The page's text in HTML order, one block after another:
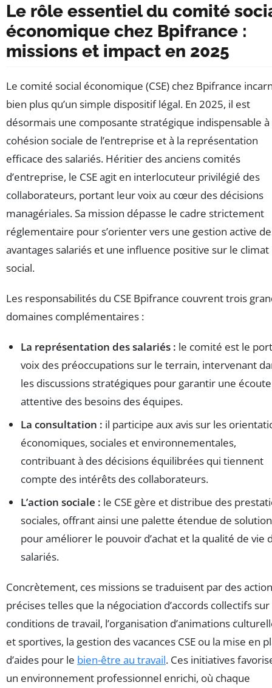
Le rôle essentiel du comité
économique chez Bpifrance :
missions et impact en 2025
Le comité social économique (CSE) chez Bpifrance
bien plus qu’un simple dispositif légal. En 2025, il est
désormais une composante stratégique indispensable à
cohésion sociale de l’entreprise et à la représentation
efficace des salariés. Héritier des anciens comités
d’entreprise, le CSE agit en interlocuteur privilégié des
collaborateurs, portant leur voix au cœur des décisions
managériales. Sa mission dépasse le cadre strictement
réglementaire pour s’orienter vers une gestion active
avantages salariés et une influence positive sur le climat
social.
Les responsabilités du CSE Bpifrance couvrent trois
domaines complémentaires :
La représentation des salariés : le comité est le
voix des préoccupations sur le terrain, intervenant
les discussions stratégiques pour garantir une écoute
attentive des besoins des équipes.
La consultation : il participe aux avis sur les
économiques, sociales et environnementales,
contribuant à des décisions équilibrées qui tiennent
compte des intérêts des collaborateurs.
L’action sociale : le CSE gère et distribue des
sociales, offrant ainsi une palette étendue de
pour améliorer le pouvoir d’achat et la qualité de vie
salariés.
Concrètement, ces missions se traduisent par des
précises telles que la négociation d’accords collectifs sur
conditions de travail, l’organisation d’animations
et sportives, la gestion des vacances CSE ou la mise en
d’aides pour le bien-être au travail. Ces initiatives
un environnement professionnel enrichi, où chaque